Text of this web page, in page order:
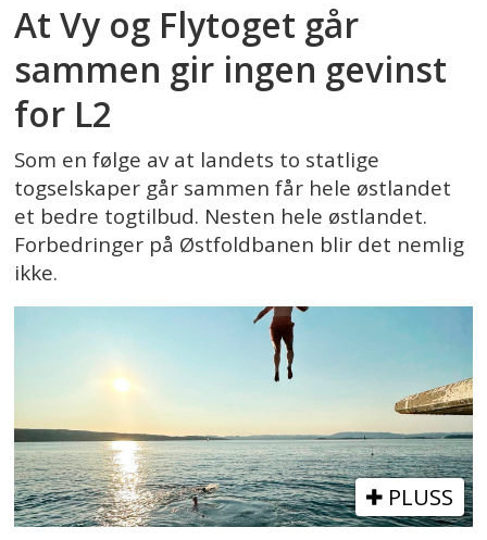
At Vy og Flytoget går
sammen gir ingen gevinst
for L2
Som en følge av at landets to statlige
togselskaper går sammen får hele østlandet
et bedre togtilbud. Nesten hele østlandet.
Forbedringer på Østfoldbanen blir det nemlig
ikke.
PLUSS